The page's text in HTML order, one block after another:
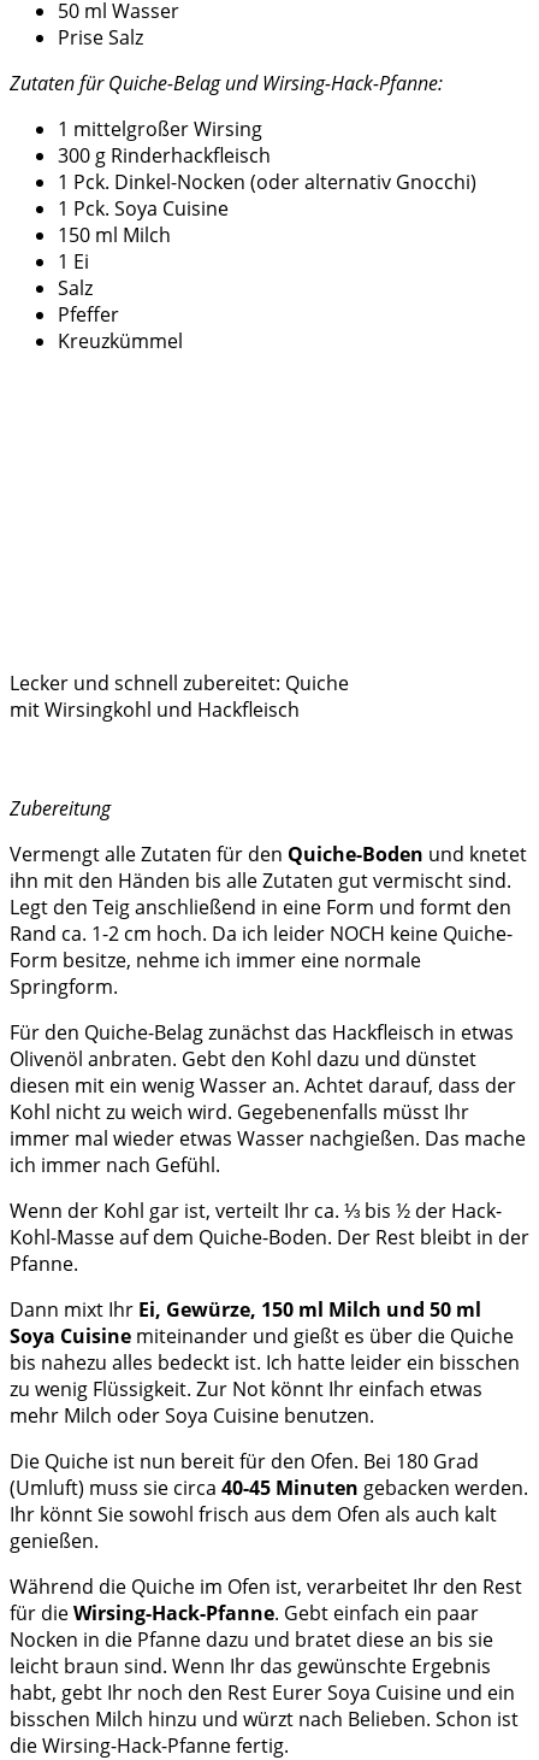
50 ml Wasser
Prise Salz
Zutaten für Quiche-Belag und Wirsing-Hack-Pfanne:
1 mittelgroßer Wirsing
300 g Rinderhackfleisch
1 Pck. Dinkel-Nocken (oder alternativ Gnocchi)
1 Pck. Soya Cuisine
150 ml Milch
1 Ei
Salz
Pfeffer
Kreuzkümmel
Lecker und schnell zubereitet: Quiche
mit Wirsingkohl und Hackfleisch
Zubereitung
Vermengt alle Zutaten für den Quiche-Boden und knetet
ihn mit den Händen bis alle Zutaten gut vermischt sind.
Legt den Teig anschließend in eine Form und formt den
Rand ca. 1-2 cm hoch. Da ich leider NOCH keine Quiche-
Form besitze, nehme ich immer eine normale
Springform.
Für den Quiche-Belag zunächst das Hackfleisch in etwas
Olivenöl anbraten. Gebt den Kohl dazu und dünstet
diesen mit ein wenig Wasser an. Achtet darauf, dass der
Kohl nicht zu weich wird. Gegebenenfalls müsst Ihr
immer mal wieder etwas Wasser nachgießen. Das mache
ich immer nach Gefühl.
Wenn der Kohl gar ist, verteilt Ihr ca. ⅓ bis ½ der Hack-
Kohl-Masse auf dem Quiche-Boden. Der Rest bleibt in der
Pfanne.
Dann mixt Ihr Ei, Gewürze, 150 ml Milch und 50 ml
Soya Cuisine miteinander und gießt es über die Quiche
bis nahezu alles bedeckt ist. Ich hatte leider ein bisschen
zu wenig Flüssigkeit. Zur Not könnt Ihr einfach etwas
mehr Milch oder Soya Cuisine benutzen.
Die Quiche ist nun bereit für den Ofen. Bei 180 Grad
(Umluft) muss sie circa 40-45 Minuten gebacken werden.
Ihr könnt Sie sowohl frisch aus dem Ofen als auch kalt
genießen.
Während die Quiche im Ofen ist, verarbeitet Ihr den Rest
für dieWirsing-Hack-Pfanne. Gebt einfach ein paar
Nocken in die Pfanne dazu und bratet diese an bis sie
leicht braun sind. Wenn Ihr das gewünschte Ergebnis
habt, gebt Ihr noch den Rest Eurer Soya Cuisine und ein
bisschen Milch hinzu und würzt nach Belieben. Schon ist
die Wirsing-Hack-Pfanne fertig.